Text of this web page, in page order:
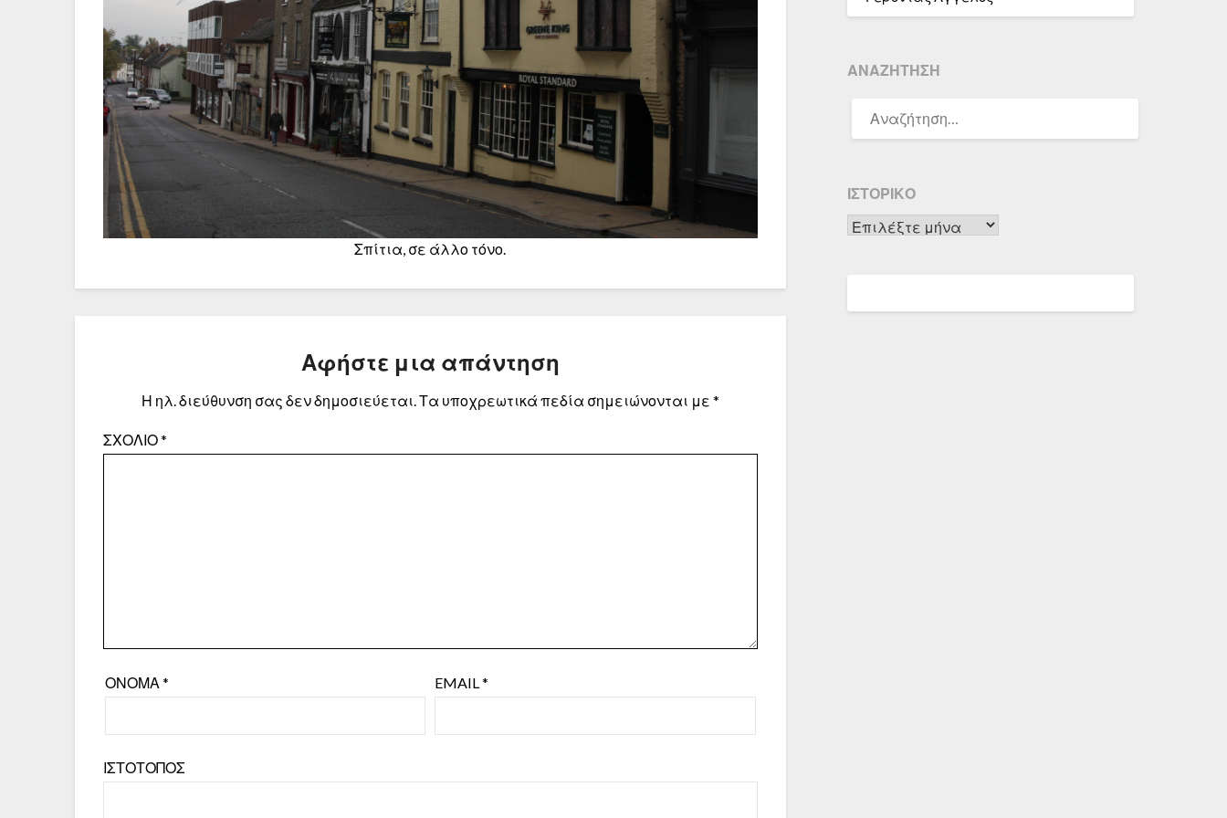
Σπίτια, σε άλλο τόνο.
Αφήστε μια απάντηση
Η ηλ. διεύθυνση σας δεν δημοσιεύεται.Τα υποχρεωτικά πεδία σημειώνονται με *
ΣΧΌΛΙΟ*
ΌΝΟΜΑ* EMAIL*
ΙΣΤΌΤΟΠΟΣ
ΑΝΑΖΉΤΗΣΗ
ΓΙΑ:
ΙΣΤΟΡΙΚΌ
Ιστορικό